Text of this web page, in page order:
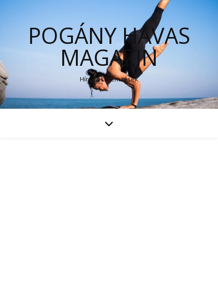
POGÁNY HAVAS
MAGAZIN
Hírek és elemzések